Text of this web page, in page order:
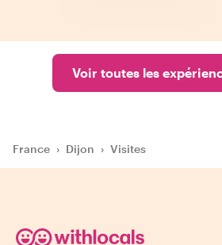
Voir toutes les
France › Dijon › Visites